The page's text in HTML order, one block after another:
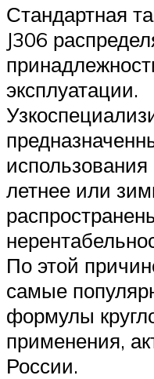
Стандартная
J306
эксплуатации.
летнее или
По этой
самые
формулы
применения,
России.